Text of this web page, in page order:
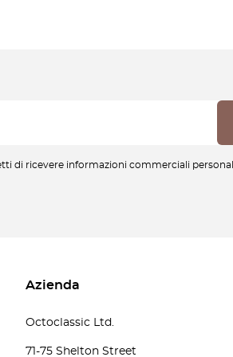
di ricevere informazioni commerciali
Azienda
Octoclassic Ltd.
71-75 Shelton Street